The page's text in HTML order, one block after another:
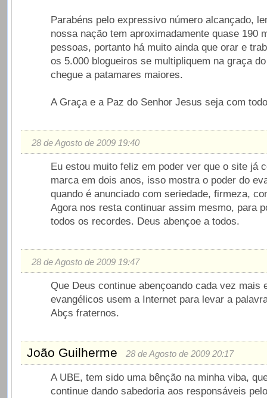
Parabéns pelo expressivo número alcançado,
nossa nação tem aproximadamente quase 190
pessoas, portanto há muito ainda que orar e
os 5.000 blogueiros se multipliquem na graça
chegue a patamares maiores.
A Graça e a Paz do Senhor Jesus seja com
28 de Agosto de 2009 19:40
Eu estou muito feliz em poder ver que o site já
marca em dois anos, isso mostra o poder do
quando é anunciado com seriedade, firmeza,
Agora nos resta continuar assim mesmo, para
todos os recordes. Deus abençoe a todos.
28 de Agosto de 2009 19:47
Que Deus continue abençoando cada vez mais
evangélicos usem a Internet para levar a
Abçs fraternos.
João Guilherme 28 de Agosto de 2009 20:17
A UBE, tem sido uma bênção na minha viba,
continue dando sabedoria aos responsáveis